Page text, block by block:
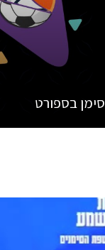
סימן בספורט